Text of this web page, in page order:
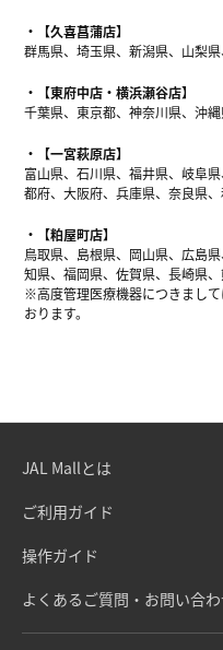
【久喜菖蒲店】
群馬県、埼玉県、新潟県、山梨
【東府中店・横浜瀬谷店】
千葉県、東京都、神奈川県、沖
【一宮萩原店】
富山県、石川県、福井県、岐阜
都府、大阪府、兵庫県、奈良県
【粕屋町店】
鳥取県、島根県、岡山県、広島
知県、福岡県、佐賀県、長崎県
※高度管理医療機器につきまし
おります。
JAL Mallとは
ご利用ガイド
操作ガイド
よくあるご質問・お問い合